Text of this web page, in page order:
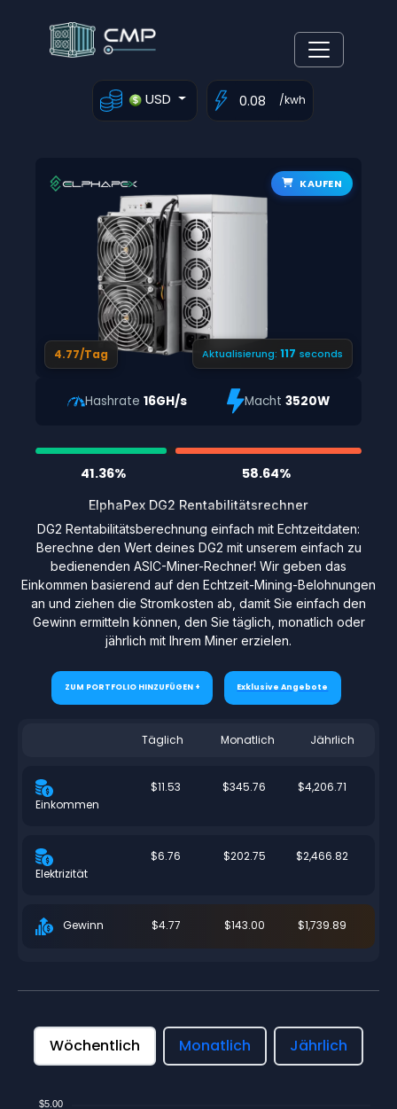
USD /kwh
KAUFEN
4.77/Tag Aktualisierung: 116 seconds
Hashrate 16GH/s Macht3520W
41.36% 58.64%
ElphaPex DG2 Rentabilitätsrechner
DG2 Rentabilitätsberechnung einfach mit Echtzeitdaten:
Berechne den Wert deines DG2 mit unserem einfach zu
bedienenden ASIC-Miner-Rechner! Wir geben das
Einkommen basierend auf den Echtzeit-Mining-Belohnungen
an und ziehen die Stromkosten ab, damit Sie einfach den
Gewinn ermitteln können, den Sie täglich, monatlich oder
jährlich mit Ihrem Miner erzielen.
ZUM PORTFOLIO HINZUFÜGEN + Exklusive Angebote
Täglich Monatlich Jährlich
Einkommen
$11.53 $345.76 $4,206.71
Elektrizität
$6.76 $202.75 $2,466.82
Gewinn $4.77 $143.00 $1,739.89
Wöchentlich Monatlich Jährlich
$5.00